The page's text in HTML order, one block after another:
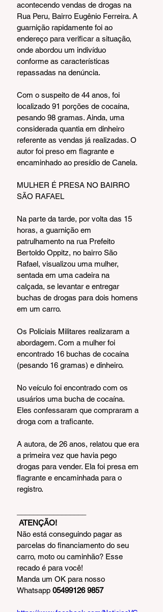
acontecendo vendas de drogas na
Rua Peru, Bairro Eugênio Ferreira. A
guarnição rapidamente foi ao
endereço para verificar a situação,
onde abordou um indivíduo
conforme as características
repassadas na denúncia.
Com o suspeito de 44 anos, foi
localizado 91 porções de cocaína,
pesando 98 gramas. Ainda, uma
considerada quantia em dinheiro
referente as vendas já realizadas. O
autor foi preso em flagrante e
encaminhado ao presídio de Canela.
MULHER É PRESA NO BAIRRO
SÃO RAFAEL
Na parte da tarde, por volta das 15
horas, a guarnição em
patrulhamento na rua Prefeito
Bertoldo Oppitz, no bairro São
Rafael, visualizou uma mulher,
sentada em uma cadeira na
calçada, se levantar e entregar
buchas de drogas para dois homens
em um carro.
Os Policiais Militares realizaram a
abordagem. Com a mulher foi
encontrado 16 buchas de cocaína
(pesando 16 gramas) e dinheiro.
No veículo foi encontrado com os
usuários uma bucha de cocaína.
Eles confessaram que compraram a
droga com a traficante.
A autora, de 26 anos, relatou que era
a primeira vez que havia pego
drogas para vender. Ela foi presa em
flagrante e encaminhada para o
registro.
ATENÇÃO!
Não está conseguindo pagar as
parcelas do financiamento do seu
carro, moto ou caminhão? Esse
recado é para você!
Manda um OK para nosso
Whatsapp 05499126 9857